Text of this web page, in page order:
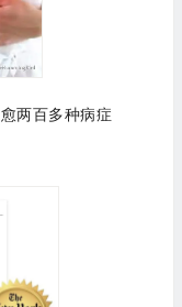
两百多种病症